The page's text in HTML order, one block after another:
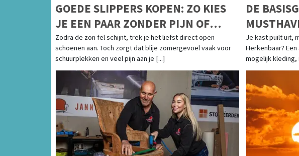
GOEDE SLIPPERS KOPEN: ZO KIES
JE EEN PAAR ZONDER PIJN OF
BLAREN
Zodra de zon fel schijnt, trek je het liefst direct open
schoenen aan. Toch zorgt dat blije zomergevoel vaak voor
schuurplekken en veel pijn aan je [...]
DE
MAN
Je kast puilt uit,
Herkenbaar?
mogelijk kleding,